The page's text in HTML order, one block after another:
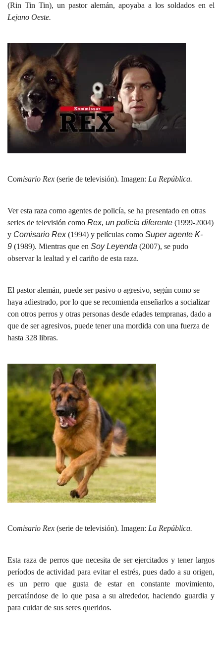
(Rin Tin Tin), un pastor alemán, apoyaba a los soldados en el
Lejano Oeste.
Comisario Rex (serie de televisión). Imagen: La República.
Ver esta raza como agentes de policía, se ha presentado en otras
series de televisión como Rex, un policía diferente (1999-2004)
y Comisario Rex(1994) y películas como Super agente K-
9 (1989). Mientras que en Soy Leyenda (2007), se pudo
observar la lealtad y el cariño de esta raza.
El pastor alemán, puede ser pasivo o agresivo, según como se
haya adiestrado, por lo que se recomienda enseñarlos a socializar
con otros perros y otras personas desde edades tempranas, dado a
que de ser agresivos, puede tener una mordida con una fuerza de
hasta 328 libras.
Comisario Rex (serie de televisión). Imagen: La República.
Esta raza de perros que necesita de ser ejercitados y tener largos
períodos de actividad para evitar el estrés, pues dado a su origen,
es un perro que gusta de estar en constante movimiento,
percatándose de lo que pasa a su alrededor, haciendo guardia y
para cuidar de sus seres queridos.